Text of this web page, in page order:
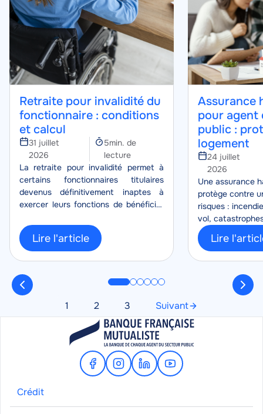
Retraite pour invalidité du
fonctionnaire : conditions
et calcul
31 juillet
2026
Temps
de
lecture
5min. de
lecture
Corps
La retraite pour invalidité permet à
certains fonctionnaires titulaires
devenus définitivement inaptes à
exercer leurs fonctions de bénéficier
pension, lorsque le reclassement
n’est pas possible.
Lire l'article
Assurance
pour agent
public :
logement
24 juillet
2026
Corps
Une assurance
protège contre
risques :
vol,
protection de
vos biens
Lire
Pagination
Page
1 Page
2 Page
3 Page
suivante
Suivant
FacebookInstagram
LinkedinYoutube
Crédit